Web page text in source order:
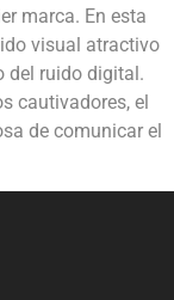
marca. En esta
visual atractivo
del ruido digital.
cautivadores, el
de comunicar el